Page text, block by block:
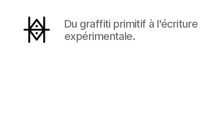
Du graffiti primitif à l'écriture
expérimentale.